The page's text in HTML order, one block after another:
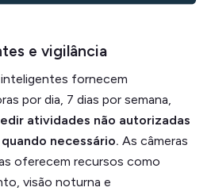
e vigilância
inteligentes fornecem
por dia, 7 dias por semana,
atividades não autorizadas
necessário. As câmeras
oferecem recursos como
visão noturna e